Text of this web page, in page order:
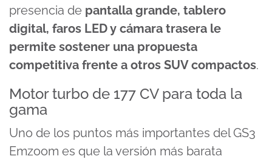
presencia de pantalla grande, tablero
digital, faros LED y cámara trasera le
permite sostener una propuesta
competitiva frente a otros SUV compactos.
Motor turbo de 177 CV para toda la
gama
Uno de los puntos más importantes del GS3
Emzoom es que la versión más barata